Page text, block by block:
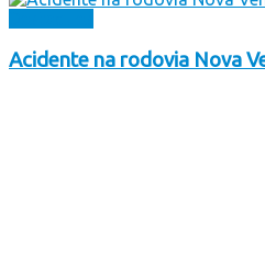
Acidente na rodovia Nova